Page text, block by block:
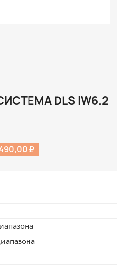
DLS IW6.2
₽